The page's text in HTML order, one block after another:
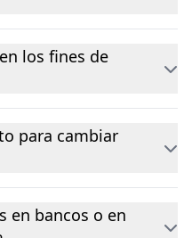
los fines de
para cambiar
en bancos o en